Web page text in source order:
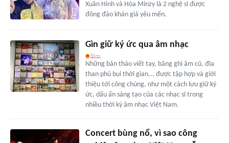
Xuân Hinh và Hòa Minzy là 2 nghệ sĩ được
đông đảo khán giả yêu mến.
Gìn giữ ký ức qua âm nhạc
Những bản thảo viết tay, băng ghi âm cũ, đĩa
than phủ bụi thời gian... được tập hợp và giới
thiệu tới công chúng, như một cách lưu giữ ký
ức, dấu ấn sáng tạo của các nhạc sĩ trong
nhiều thời kỳ âm nhạc Việt Nam.
Concert bùng nổ, vì sao công